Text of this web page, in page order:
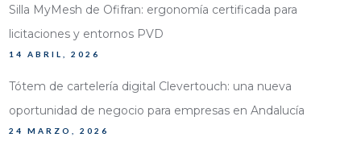
Silla MyMesh de Ofifran: ergonomía certificada para
licitaciones y entornos PVD
14 ABRIL, 2026
Tótem de cartelería digital Clevertouch: una nueva
oportunidad de negocio para empresas en Andalucía
24 MARZO, 2026